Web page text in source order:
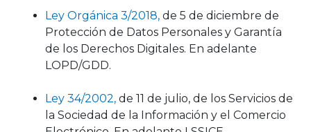
Ley Orgánica 3/2018, de 5 de diciembre de
Protección de Datos Personales y Garantía
de los Derechos Digitales. En adelante
LOPD/GDD.
Ley 34/2002, de 11 de julio, de los Servicios de
la Sociedad de la Información y el Comercio